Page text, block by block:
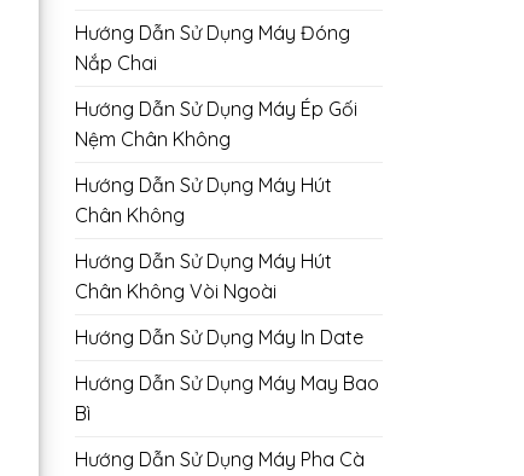
Hướng Dẫn Sử Dụng Máy Đóng
Nắp Chai
Hướng Dẫn Sử Dụng Máy Ép Gối
Nệm Chân Không
Hướng Dẫn Sử Dụng Máy Hút
Chân Không
Hướng Dẫn Sử Dụng Máy Hút
Chân Không Vòi Ngoài
Hướng Dẫn Sử Dụng Máy In Date
Hướng Dẫn Sử Dụng Máy May Bao
Bì
Hướng Dẫn Sử Dụng Máy Pha Cà